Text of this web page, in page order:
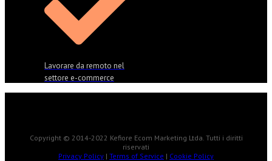
Lavorare da remoto nel
settore e-commerce
Copyright © 2014-2022 Kefiore Ecom Marketing Ltda. Tutti i diritti
riservati
Privacy Policy | Terms of Service | Cookie Policy